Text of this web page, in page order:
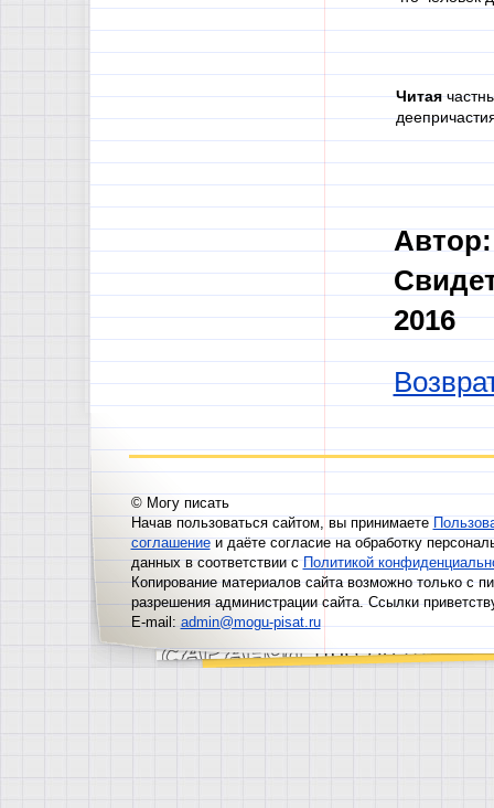
Читая
Автор:
2016
© Могу писать
Начав пользоваться сайтом, вы принимаете
соглашениеи даёте согласие на обработку
данных в соответствии сПолитикой
Копирование материалов сайта возможно только с
разрешения администрации сайта. Ссылки
E-mail:admin@mogu-pisat.ru